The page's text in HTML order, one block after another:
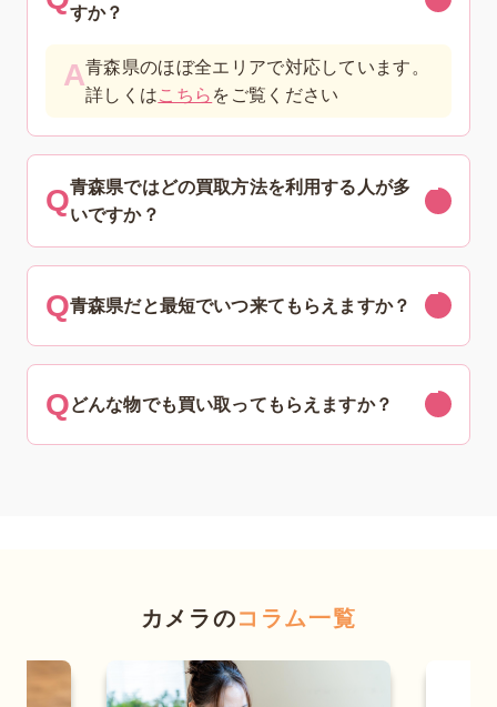
すか？
青森県のほぼ全エリアで対応しています。
詳しくはこちら をご覧ください
青森県ではどの買取方法を利用する人が多
いですか？
青森県だと最短でいつ来てもらえますか？
どんな物でも買い取ってもらえますか？
カメラのコラム一覧